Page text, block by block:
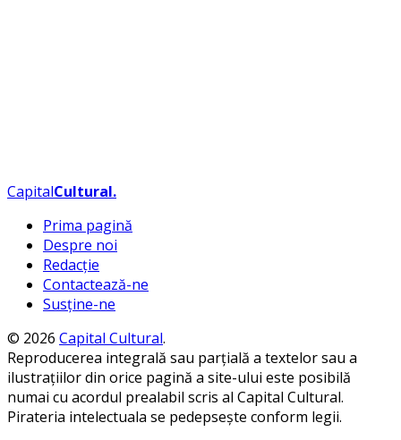
CapitalCultural.
Prima pagină
Despre noi
Redacție
Contactează-ne
Susține-ne
© 2026 Capital Cultural.
Reproducerea integrală sau parțială a textelor sau a
ilustrațiilor din orice pagină a site-ului este posibilă
numai cu acordul prealabil scris al Capital Cultural.
Pirateria intelectuala se pedepsește conform legii.